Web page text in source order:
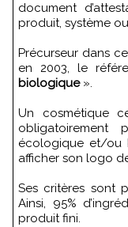
document
produit, système
Précurseur dans
en 2003, le
biologique».
Un cosmétique
obligatoirement
écologique et/ou
afficher son logo
Ses critères sont
Ainsi, 95%
produit fini.